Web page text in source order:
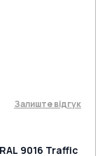
Залиште відгук
9016 Traffic